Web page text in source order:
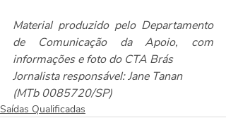
Material produzido pelo Departamento
de Comunicação da Apoio, com
informações e foto do CTA Brás
Jornalista responsável: Jane Tanan
(MTb 0085720/SP)
Saídas Qualificadas